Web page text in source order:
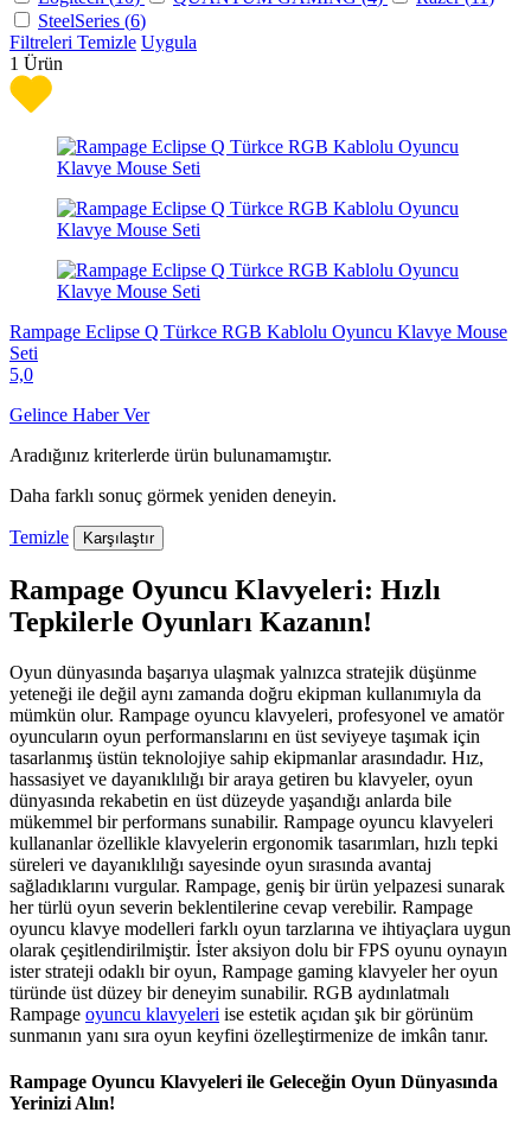
SteelSeries (6)
Filtreleri Temizle Uygula
1 Ürün
Rampage Eclipse Q Türkce RGB Kablolu Oyuncu Klavye Mouse
Seti
5,0
Gelince Haber Ver
Aradığınız kriterlerde ürün bulunamamıştır.
Daha farklı sonuç görmek yeniden deneyin.
Temizle Karşılaştır
Rampage Oyuncu Klavyeleri: Hızlı
Tepkilerle Oyunları Kazanın!
Oyun dünyasında başarıya ulaşmak yalnızca stratejik düşünme
yeteneği ile değil aynı zamanda doğru ekipman kullanımıyla da
mümkün olur. Rampage oyuncu klavyeleri, profesyonel ve amatör
oyuncuların oyun performanslarını en üst seviyeye taşımak için
tasarlanmış üstün teknolojiye sahip ekipmanlar arasındadır. Hız,
hassasiyet ve dayanıklılığı bir araya getiren bu klavyeler, oyun
dünyasında rekabetin en üst düzeyde yaşandığı anlarda bile
mükemmel bir performans sunabilir. Rampage oyuncu klavyeleri
kullananlar özellikle klavyelerin ergonomik tasarımları, hızlı tepki
süreleri ve dayanıklılığı sayesinde oyun sırasında avantaj
sağladıklarını vurgular. Rampage, geniş bir ürün yelpazesi sunarak
her türlü oyun severin beklentilerine cevap verebilir. Rampage
oyuncu klavye modelleri farklı oyun tarzlarına ve ihtiyaçlara uygun
olarak çeşitlendirilmiştir. İster aksiyon dolu bir FPS oyunu oynayın
ister strateji odaklı bir oyun, Rampage gaming klavyeler her oyun
türünde üst düzey bir deneyim sunabilir. RGB aydınlatmalı
Rampage oyuncu klavyeleri ise estetik açıdan şık bir görünüm
sunmanın yanı sıra oyun keyfini özelleştirmenize de imkân tanır.
Rampage Oyuncu Klavyeleri ile Geleceğin Oyun Dünyasında
Yerinizi Alın!